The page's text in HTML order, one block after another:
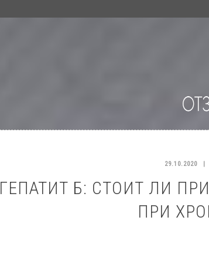
29.10.2020
ГЕПАТИТ Б: СТОИТ ЛИ
ПРИ